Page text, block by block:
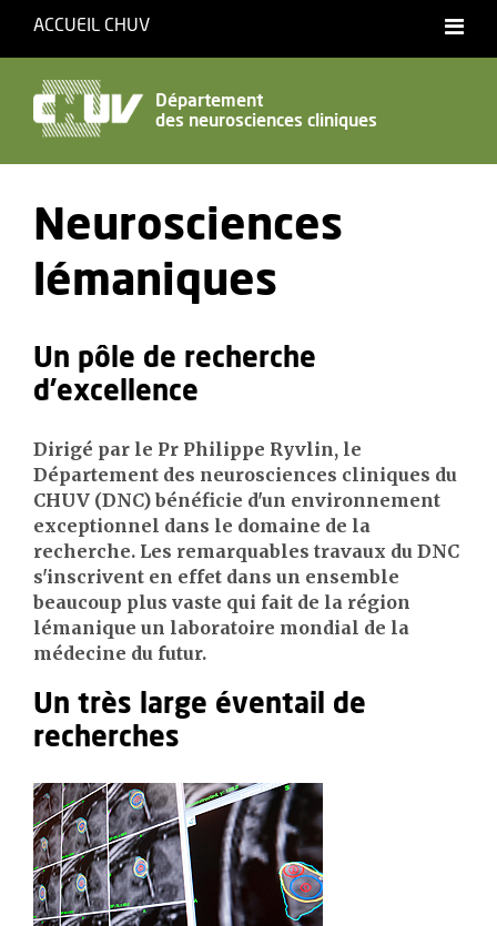
ACCUEIL CHUV
Français
Accessibilité
Département
des neurosciences cliniques
Neurosciences
lémaniques
Un pôle de recherche
d'excellence
Dirigé par le Pr Philippe Ryvlin, le
Département des neurosciences cliniques du
CHUV (DNC) bénéficie d'un environnement
exceptionnel dans le domaine de la
recherche. Les remarquables travaux du DNC
s'inscrivent en effet dans un ensemble
beaucoup plus vaste qui fait de la région
lémanique un laboratoire mondial de la
médecine du futur.
Un très large éventail de
recherches